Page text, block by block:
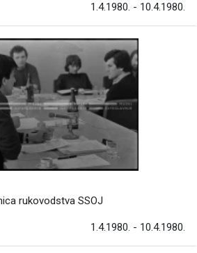
1.4.1980. - 10.4.1980.
rukovodstva SSOJ
1.4.1980. - 10.4.1980.